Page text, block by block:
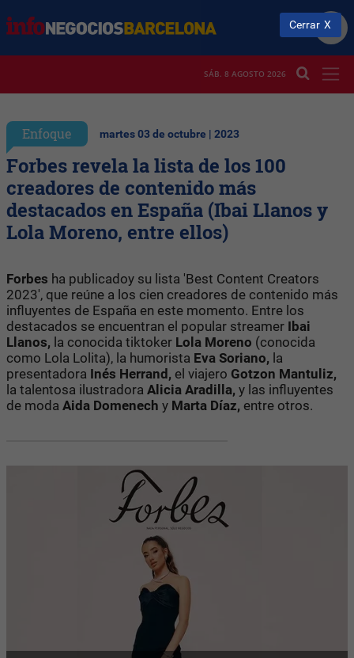
SÁB. 8 AGOSTO 2026
Enfoque martes 03 de octubre | 2023
Forbes revela la lista de los 100
creadores de contenido más
destacados en España (Ibai Llanos y
Lola Moreno, entre ellos)
Forbes ha publicadoy su lista 'Best Content Creators
2023', que reúne a los cien creadores de contenido más
influyentes de España en este momento. Entre los
destacados se encuentran el popular streamer Ibai
Llanos, la conocida tiktoker Lola Moreno (conocida
como Lola Lolita), la humorista Eva Soriano, la
presentadora Inés Herrand, el viajero Gotzon Mantuliz,
la talentosa ilustradora Alicia Aradilla, y las influyentes
de moda Aida Domenech y Marta Díaz, entre otros.
Cerrar